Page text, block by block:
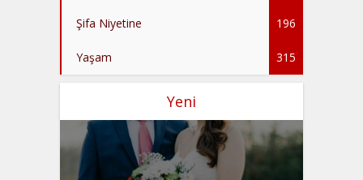
Şifa Niyetine 196
Yaşam 315
Yeni